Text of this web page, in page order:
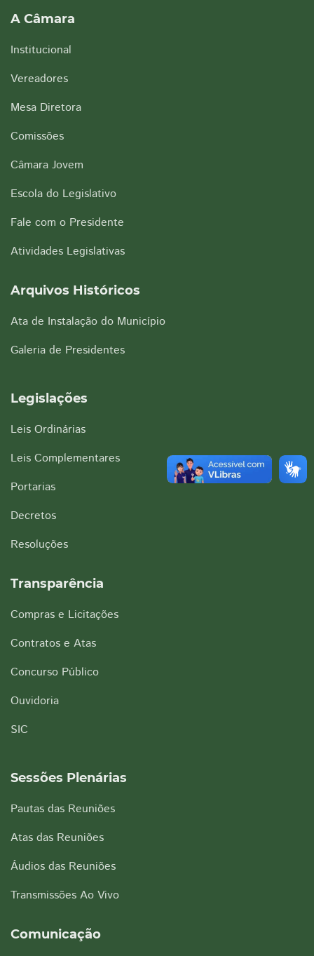
A Câmara
Institucional
Vereadores
Mesa Diretora
Comissões
Câmara Jovem
Escola do Legislativo
Fale com o Presidente
Atividades Legislativas
Arquivos Históricos
Ata de Instalação do Município
Galeria de Presidentes
Legislações
Leis Ordinárias
Leis Complementares
Portarias
Decretos
Resoluções
Transparência
Compras e Licitações
Contratos e Atas
Concurso Público
Ouvidoria
SIC
Sessões Plenárias
Pautas das Reuniões
Atas das Reuniões
Áudios das Reuniões
Transmissões Ao Vivo
Comunicação